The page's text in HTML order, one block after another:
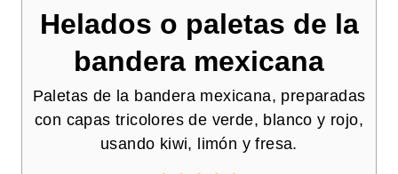
Helados o paletas de la
bandera mexicana
Paletas de la bandera mexicana, preparadas
con capas tricolores de verde, blanco y rojo,
usando kiwi, limón y fresa.